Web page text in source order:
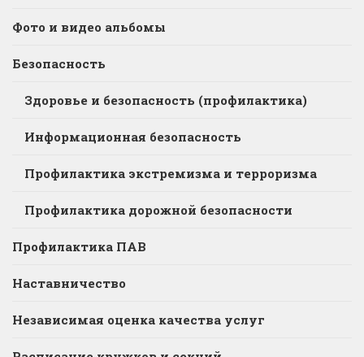
Фото и видео альбомы
Безопасность
Здоровье и безопасность (профилактика)
Информационная безопасность
Профилактика экстремизма и терроризма
Профилактика дорожной безопасности
Профилактика ПАВ
Наставничество
Независимая оценка качества услуг